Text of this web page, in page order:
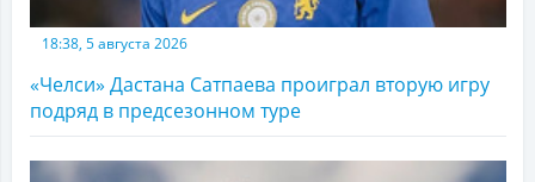
18:38, 5 августа 2026
«Челси» Дастана Сатпаева проиграл вторую игру
подряд в предсезонном туре